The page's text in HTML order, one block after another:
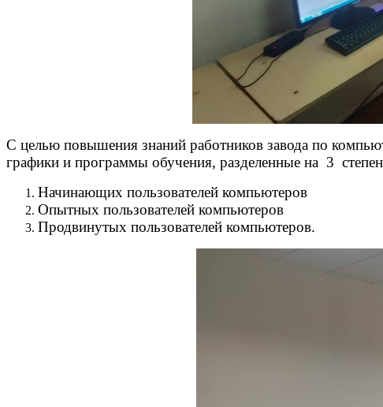
С целью повышения знаний работников завода по
графики и программы обучения, разделенные на 3
Начинающих пользователей компьютеров
Опытных пользователей компьютеров
Продвинутых пользователей компьютеров.